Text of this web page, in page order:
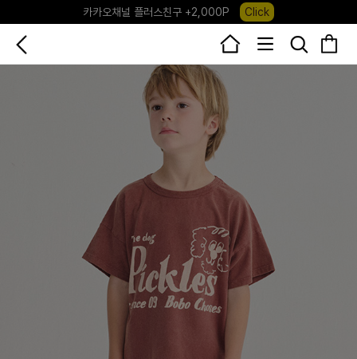
카카오채널 플러스친구 +2,000P
Click
포레포레 앱 다운로드 +3,000P
Down